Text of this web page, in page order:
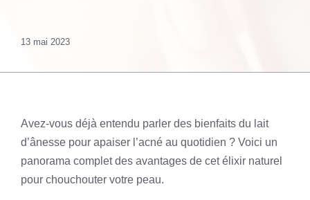
13 mai 2023
Avez-vous déjà entendu parler des bienfaits du lait
d’ânesse pour apaiser l’acné au quotidien ? Voici un
panorama complet des avantages de cet élixir naturel
pour chouchouter votre peau.